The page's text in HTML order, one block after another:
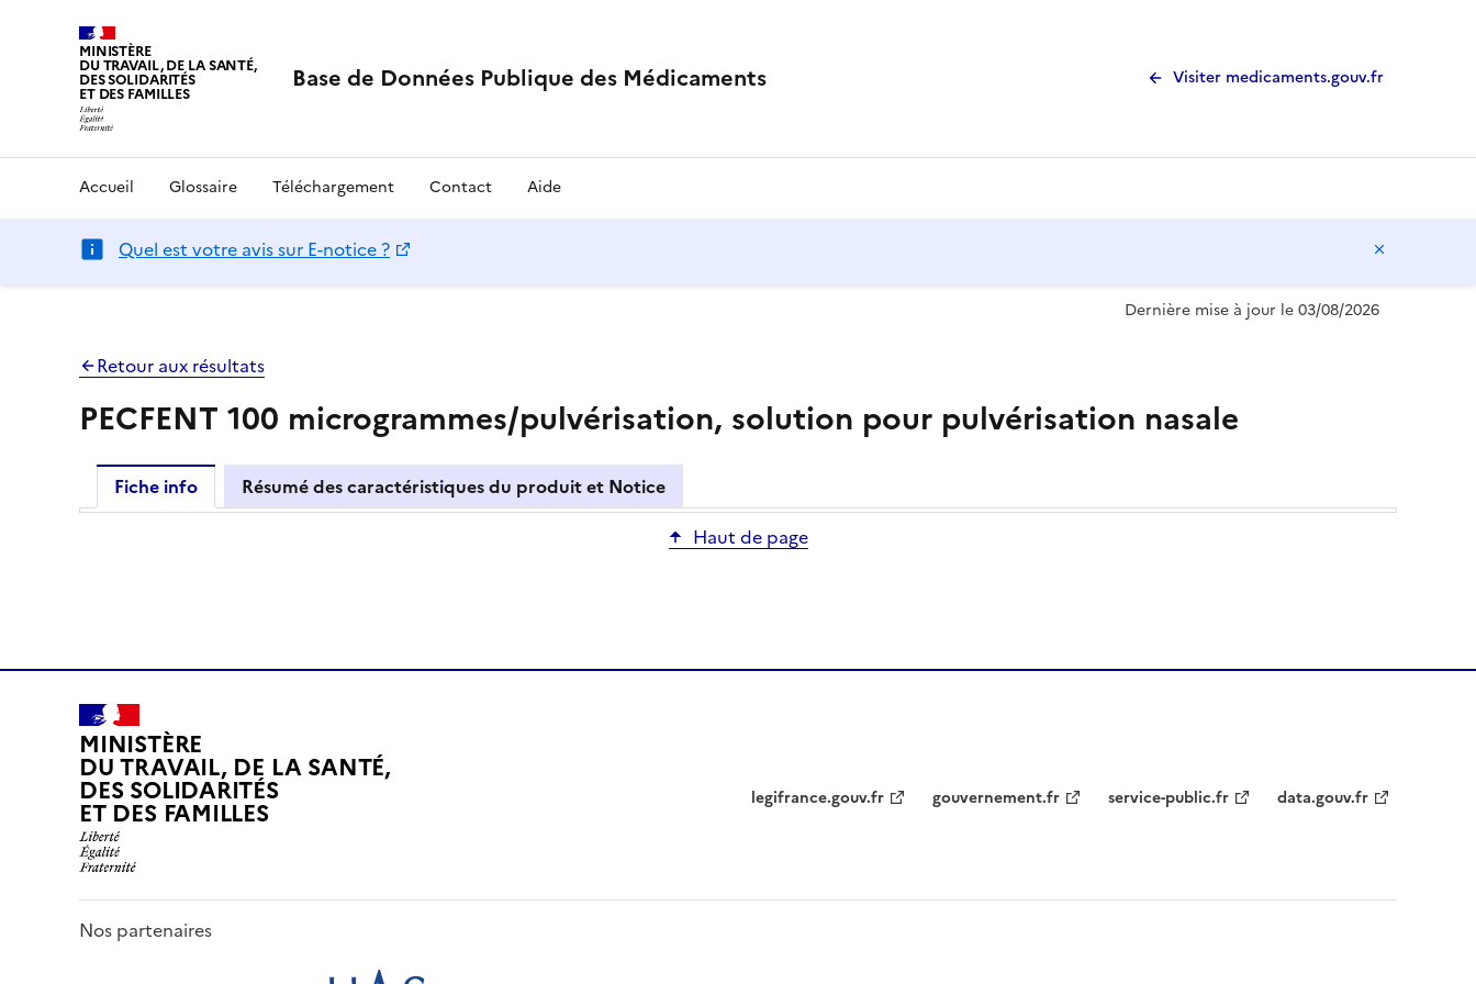
MINISTÈRE
DU TRAVAIL, DE LA SANTÉ,
DES SOLIDARITÉS
ET DES FAMILLES Base de Données Publique des Médicaments Visiter medicaments.gouv.fr
Accueil Glossaire Téléchargement Contact Aide
Quel est votre avis sur E-notice ?
Dernière mise à jour le 03/08/2026
Retour aux résultats
PECFENT 100 microgrammes/pulvérisation, solution pour pulvérisation nasale
Fiche info
Résumé des caractéristiques du produit et Notice
Haut de page
MINISTÈRE
DU TRAVAIL, DE LA SANTÉ,
DES SOLIDARITÉS
ET DES FAMILLES legifrance.gouv.fr gouvernement.fr service-public.fr data.gouv.fr
Nos partenaires